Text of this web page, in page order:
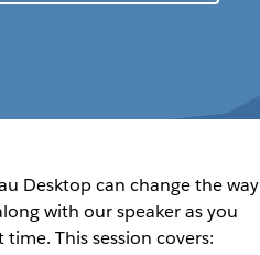
Desktop can change the way
with our speaker as you
This session covers: